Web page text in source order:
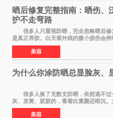
晒后修复完整指南：晒伤、
护不走弯路
很多人只重视防晒，完全忽略晒后修
是真正养肤。白天紫外线的微小损伤会
也会处于轻微炎症、缺水、疲劳状态。如
美容
为什么你涂防晒总显脸灰、
很多人换了无数支防晒，依然逃不过
灰、发黄、脏脏的，看着比素颜还暗沉
因，90%的人都搞错了。 首先纠正一
美容